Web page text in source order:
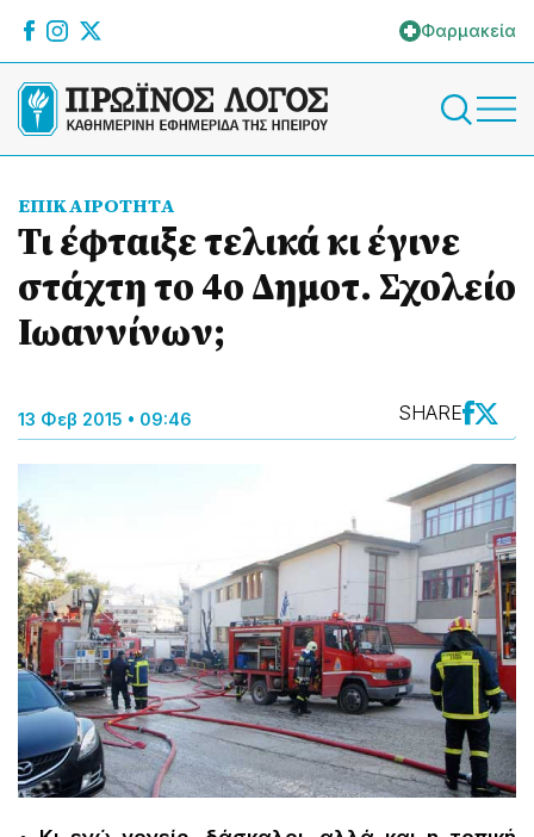
Φαρμακεία
ΕΠΙΚΑΙΡΟΤΗΤΑ
Τι έφταιξε τελικά κι έγινε
στάχτη το 4ο Δημοτ. Σχολείο
Ιωαννίνων;
13 Φεβ 2015 • 09:46 SHARE